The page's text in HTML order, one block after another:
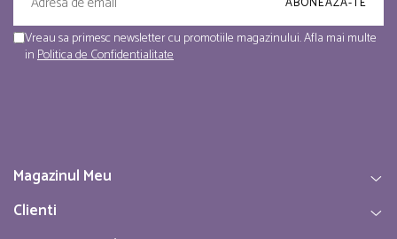
Vreau sa primesc newsletter cu promotiile magazinului. Afla mai multe
inPolitica de Confidentialitate
Magazinul Meu
Clienti